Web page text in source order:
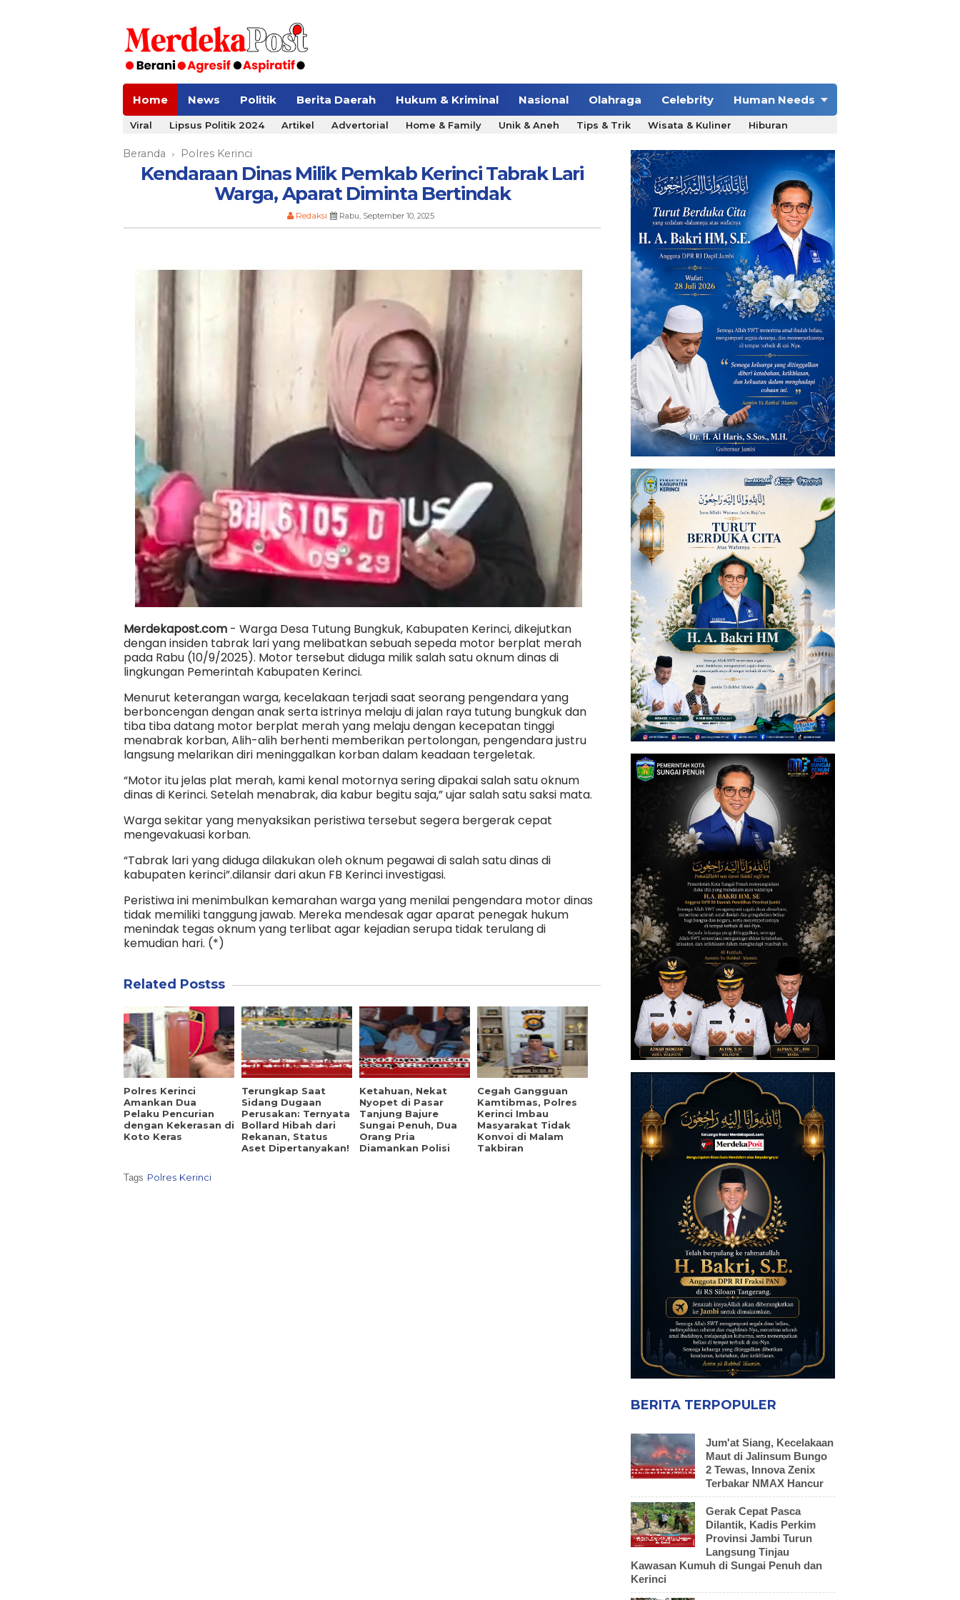
Home News Politik Berita Daerah Hukum & Kriminal Nasional Olahraga Celebrity Human Needs
Viral Lipsus Politik 2024 Artikel Advertorial Home & Family Unik & Aneh Tips & Trik Wisata & Kuliner Hiburan
Beranda › Polres Kerinci
Kendaraan Dinas Milik Pemkab Kerinci Tabrak Lari
Warga, Aparat Diminta Bertindak
Redaksi Rabu, September 10, 2025
Merdekapost.com - Warga Desa Tutung Bungkuk, Kabupaten Kerinci, dikejutkan
dengan insiden tabrak lari yang melibatkan sebuah sepeda motor berplat merah
pada Rabu (10/9/2025). Motor tersebut diduga milik salah satu oknum dinas di
lingkungan Pemerintah Kabupaten Kerinci.
Menurut keterangan warga, kecelakaan terjadi saat seorang pengendara yang
berboncengan dengan anak serta istrinya melaju di jalan raya tutung bungkuk dan
tiba tiba datang motor berplat merah yang melaju dengan kecepatan tinggi
menabrak korban, Alih-alih berhenti memberikan pertolongan, pengendara justru
langsung melarikan diri meninggalkan korban dalam keadaan tergeletak.
“Motor itu jelas plat merah, kami kenal motornya sering dipakai salah satu oknum
dinas di Kerinci. Setelah menabrak, dia kabur begitu saja,” ujar salah satu saksi mata.
Warga sekitar yang menyaksikan peristiwa tersebut segera bergerak cepat
mengevakuasi korban.
“Tabrak lari yang diduga dilakukan oleh oknum pegawai di salah satu dinas di
kabupaten kerinci”.dilansir dari akun FB Kerinci investigasi.
Peristiwa ini menimbulkan kemarahan warga yang menilai pengendara motor dinas
tidak memiliki tanggung jawab. Mereka mendesak agar aparat penegak hukum
menindak tegas oknum yang terlibat agar kejadian serupa tidak terulang di
kemudian hari. (*)
Related Postss
Polres Kerinci
Amankan Dua
Pelaku Pencurian
dengan Kekerasan di
Koto Keras
Terungkap Saat
Sidang Dugaan
Perusakan: Ternyata
Bollard Hibah dari
Rekanan, Status
Aset Dipertanyakan!
Ketahuan, Nekat
Nyopet di Pasar
Tanjung Bajure
Sungai Penuh, Dua
Orang Pria
Diamankan Polisi
Cegah Gangguan
Kamtibmas, Polres
Kerinci Imbau
Masyarakat Tidak
Konvoi di Malam
Takbiran
Tags Polres Kerinci
BERITA TERPOPULER
Jum'at Siang, Kecelakaan
Maut di Jalinsum Bungo
2 Tewas, Innova Zenix
Terbakar NMAX Hancur
Gerak Cepat Pasca
Dilantik, Kadis Perkim
Provinsi Jambi Turun
Langsung Tinjau
Kawasan Kumuh di Sungai Penuh dan
Kerinci